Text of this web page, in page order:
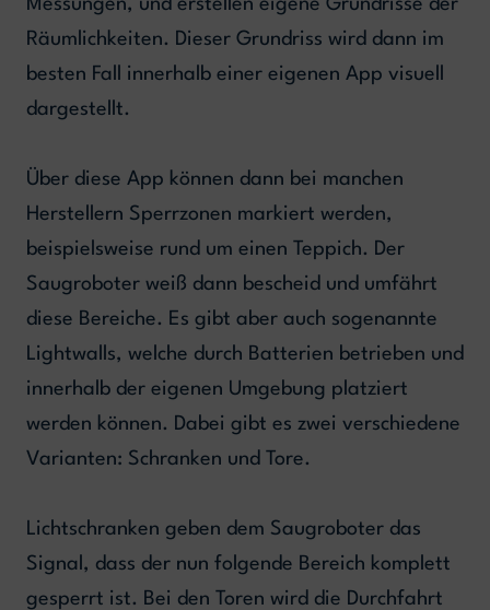
Messungen, und erstellen eigene Grundrisse der
Räumlichkeiten. Dieser Grundriss wird dann im
besten Fall innerhalb einer eigenen App visuell
dargestellt.
Über diese App können dann bei manchen
Herstellern Sperrzonen markiert werden,
beispielsweise rund um einen Teppich. Der
Saugroboter weiß dann bescheid und umfährt
diese Bereiche. Es gibt aber auch sogenannte
Lightwalls, welche durch Batterien betrieben und
innerhalb der eigenen Umgebung platziert
werden können. Dabei gibt es zwei verschiedene
Varianten: Schranken und Tore.
Lichtschranken geben dem Saugroboter das
Signal, dass der nun folgende Bereich komplett
gesperrt ist. Bei den Toren wird die Durchfahrt